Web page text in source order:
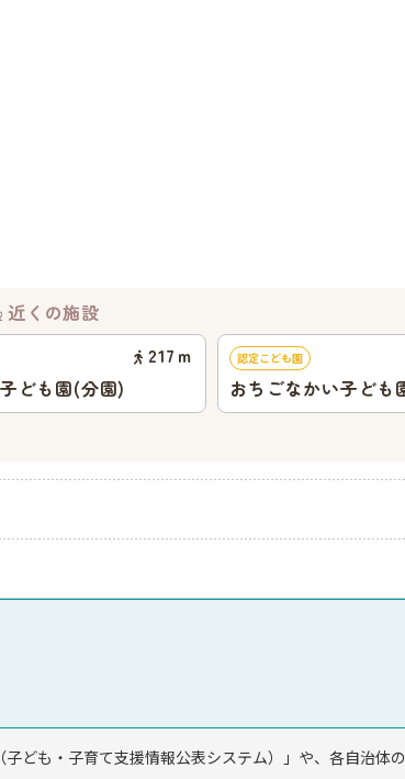
近くの施設
217 ｍ
ども園(分園)
認定こども園
おちごなかい子ども
ども・子育て支援情報公表システム）」や、各自治体